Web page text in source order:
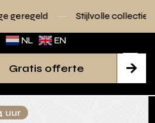
Stijlvolle collecties voor elk
NL EN

Gratis offerte
uur